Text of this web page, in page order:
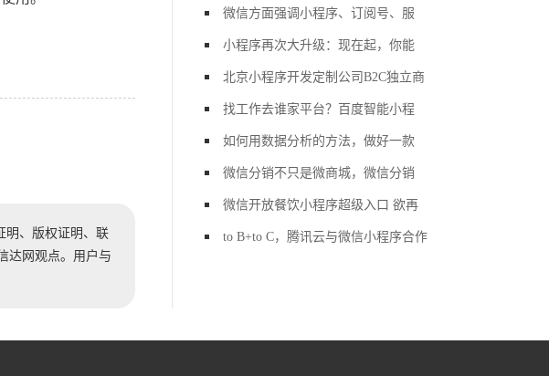
明、版权证明、联
达网观点。用户与
微信方面强调小程序、订阅号、服
小程序再次大升级：现在起，你能
北京小程序开发定制公司B2C独立商
找工作去谁家平台？百度智能小程
如何用数据分析的方法，做好一款
微信分销不只是微商城，微信分销
微信开放餐饮小程序超级入口 欲再
to B+to C，腾讯云与微信小程序合作